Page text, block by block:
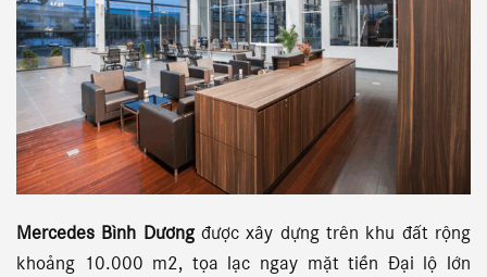
Mercedes Bình Dươngđược xây dựng trên khu đất rộng
khoảng 10.000 m2, tọa lạc ngay mặt tiền Đại lộ lớn